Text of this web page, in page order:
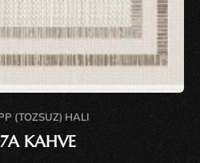
(TOZSUZ) HALI
KAHVE